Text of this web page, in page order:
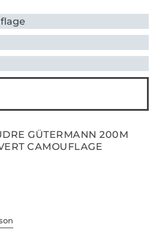
GÜTERMANN 200M
CAMOUFLAGE